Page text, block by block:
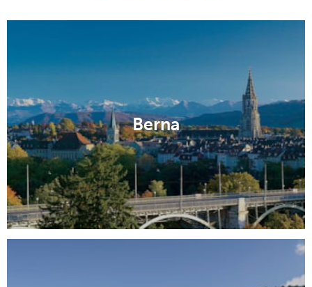
Berna